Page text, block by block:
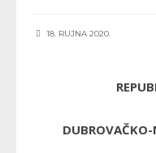
18. RUJNA 2020.